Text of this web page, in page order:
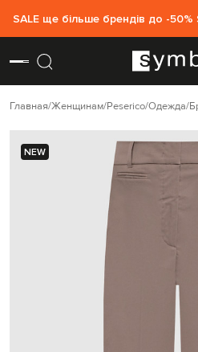
SALE ще більше брендів до -50%
Главная Женщинам Peserico Одежда
NEW